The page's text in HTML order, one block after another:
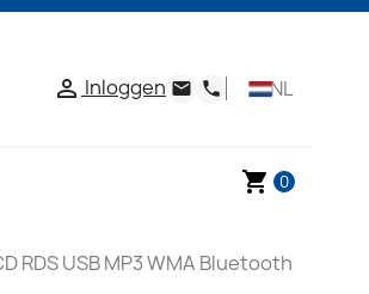
 Inloggen email phone NL
shopping_cart 0
RDS USB MP3 WMA Bluetooth